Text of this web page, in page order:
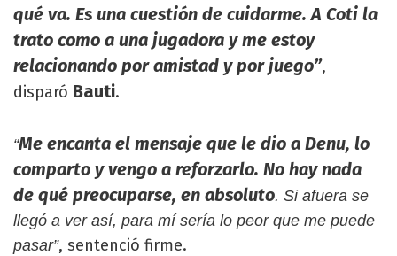
qué va. Es una cuestión de cuidarme. A Coti la
trato como a una jugadora y me estoy
relacionando por amistad y por juego”,
disparó Bauti.
“Me encanta el mensaje que le dio a Denu, lo
comparto y vengo a reforzarlo. No hay nada
de qué preocuparse, en absoluto. Si afuera se
llegó a ver así, para mí sería lo peor que me puede
pasar”, sentenció firme.